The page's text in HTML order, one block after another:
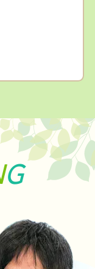
ームページお
たします。
いいたしま
に開院1周年
ただきながら
た。
G